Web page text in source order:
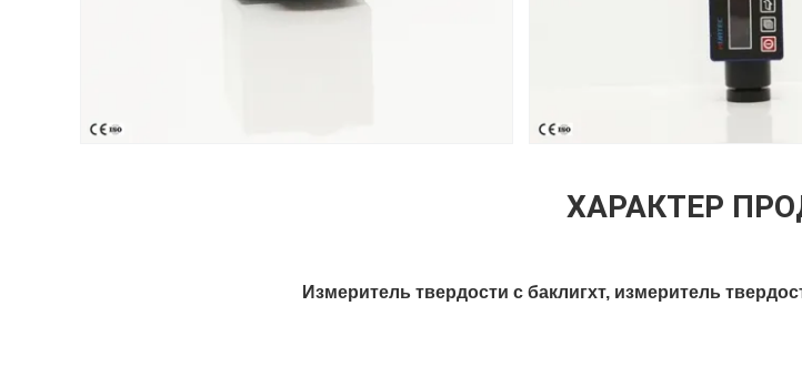
ХАРАКТЕР
Измеритель твердости с баклигхт, измеритель